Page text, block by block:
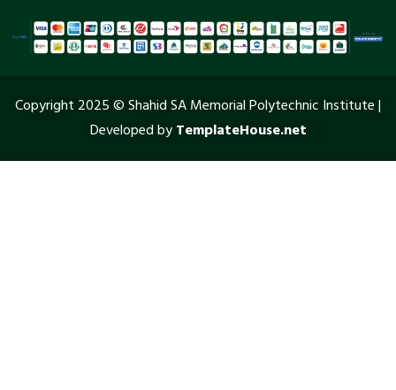
Copyright 2025 © Shahid SA Memorial Polytechnic Institute |
Developed byTemplateHouse.net